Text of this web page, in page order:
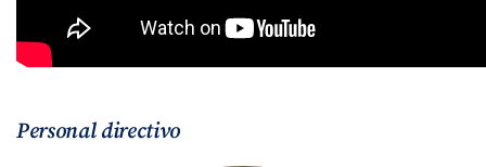
Personal directivo